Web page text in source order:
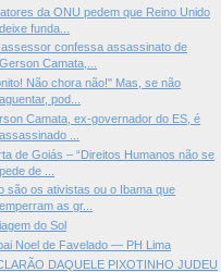
da ONU pedem que Reino Unido
deixe funda...
assessor confessa assassinato de
Gerson Camata,...
Não chora não!" Mas, se não
aguentar, pod...
Camata, ex-governador do ES, é
assassinado ...
de Goiás – “Direitos Humanos não se
pede de ...
são os ativistas ou o Ibama que
emperram as gr...
do Sol
Noel de Favelado — PH Lima
DAQUELE PIXOTINHO JUDEU